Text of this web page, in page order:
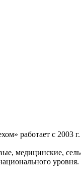
работает с
медицинские,